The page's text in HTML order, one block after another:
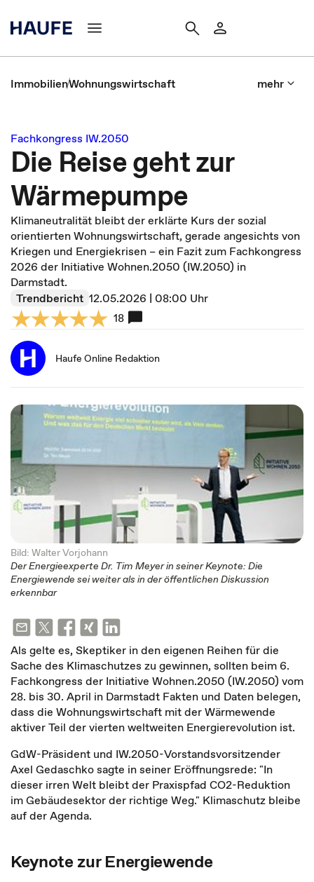
ImmobilienWohnungswirtschaft mehr
Fachkongress IW.2050
Die Reise geht zur
Wärmepumpe
Klimaneutralität bleibt der erklärte Kurs der sozial
orientierten Wohnungswirtschaft, gerade angesichts von
Kriegen und Energiekrisen – ein Fazit zum Fachkongress
2026 der Initiative Wohnen.2050 (IW.2050) in
Darmstadt.
Trendbericht 12.05.2026 | 08:00 Uhr
18
Haufe Online Redaktion
Bild: Walter Vorjohann
Der Energieexperte Dr. Tim Meyer in seiner Keynote: Die
Energiewende sei weiter als in der öffentlichen Diskussion
erkennbar
Als gelte es, Skeptiker in den eigenen Reihen für die
Sache des Klimaschutzes zu gewinnen, sollten beim 6.
Fachkongress der Initiative Wohnen.2050 (IW.2050) vom
28. bis 30. April in Darmstadt Fakten und Daten belegen,
dass die Wohnungswirtschaft mit der Wärmewende
aktiver Teil der vierten weltweiten Energierevolution ist.
GdW-Präsident und IW.2050-Vorstandsvorsitzender
Axel Gedaschko sagte in seiner Eröffnungsrede: "In
dieser irren Welt bleibt der Praxispfad CO2-Reduktion
im Gebäudesektor der richtige Weg." Klimaschutz bleibe
auf der Agenda.
Keynote zur Energiewende